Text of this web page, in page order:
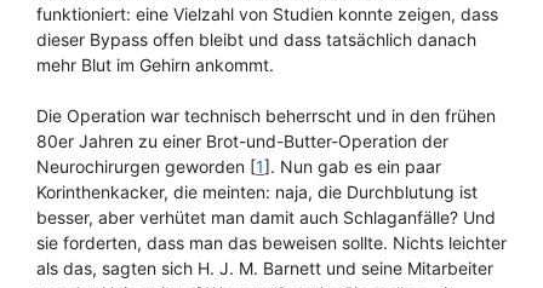
funktioniert: eine Vielzahl von Studien konnte zeigen, dass
dieser Bypass offen bleibt und dass tatsächlich danach
mehr Blut im Gehirn ankommt.
Die Operation war technisch beherrscht und in den frühen
80er Jahren zu einer Brot-und-Butter-Operation der
Neurochirurgen geworden [1]. Nun gab es ein paar
Korinthenkacker, die meinten: naja, die Durchblutung ist
besser, aber verhütet man damit auch Schlaganfälle? Und
sie forderten, dass man das beweisen sollte. Nichts leichter
als das, sagten sich H. J. M. Barnett und seine Mitarbeiter